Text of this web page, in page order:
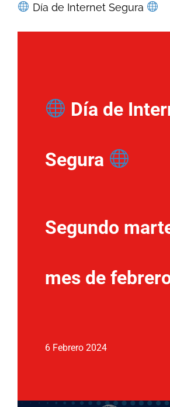
Día de Internet Segura
Día de
Segura
Segundo
mes de
6 Febrero 2024